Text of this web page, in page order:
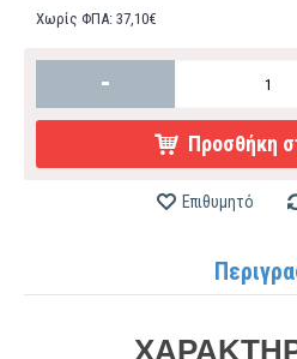
Χωρίς ΦΠΑ: 37,10€
-
Προσθήκη
Επιθυμητό